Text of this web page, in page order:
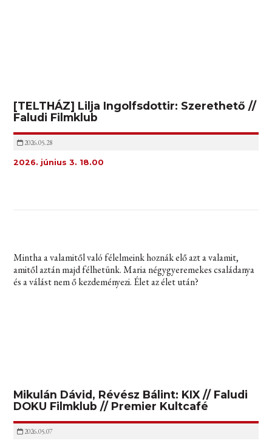
[TELTHÁZ] Lilja Ingolfsdottir: Szerethető //
Faludi Filmklub
2026.05.28
2026. június 3. 18.00
Mintha a valamitől való félelmeink hoznák elő azt a valamit,
amitől aztán majd félhetünk. Maria négygyeremekes családanya
és a válást nem ő kezdeményezi. Élet az élet után?
Mikulán Dávid, Révész Bálint: KIX // Faludi
DOKU Filmklub // Premier Kultcafé
2026.05.07